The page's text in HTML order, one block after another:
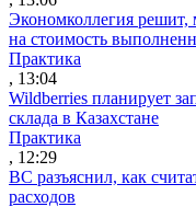
Экономколлегия
на стоимость
Практика
, 13:04
Wildberries планирует
склада в Казахстане
Практика
, 12:29
ВС разъяснил, как
расходов